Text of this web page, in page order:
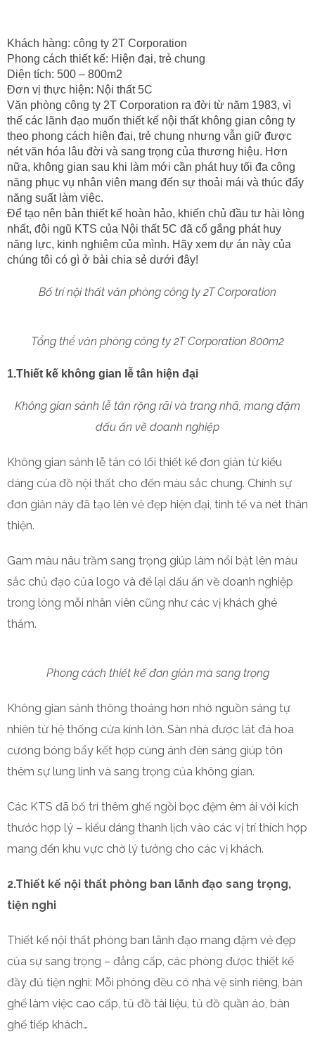
Khách hàng: công ty 2T Corporation
Phong cách thiết kế: Hiện đại, trẻ chung
Diện tích: 500 – 800m2
Đơn vị thực hiện: Nội thất 5C
Văn phòng công ty 2T Corporation ra đời từ năm 1983, vì
thế các lãnh đạo muốn thiết kế nội thất không gian công ty
theo phong cách hiện đại, trẻ chung nhưng vẫn giữ được
nét văn hóa lâu đời và sang trọng của thương hiệu. Hơn
nữa, không gian sau khi làm mới cần phát huy tối đa công
năng phục vụ nhân viên mang đến sự thoải mái và thúc đẩy
năng suất làm việc.
Để tạo nên bản thiết kế hoàn hảo, khiến chủ đầu tư hài lòng
nhất, đội ngũ KTS của Nội thất 5C đã cố gắng phát huy
năng lực, kinh nghiệm của mình. Hãy xem dự án này của
chúng tôi có gì ở bài chia sẻ dưới đây!
Bố trí nội thất văn phòng công ty 2T Corporation
Tổng thể văn phòng công ty 2T Corporation 800m2
1.Thiết kế không gian lễ tân hiện đại
Không gian sảnh lễ tân rộng rãi và trang nhã, mang đậm
dấu ấn về doanh nghiệp
Không gian sảnh lễ tân có lối thiết kế đơn giản từ kiểu
dáng của đồ nội thất cho đến màu sắc chung. Chính sự
đơn giản này đã tạo lên vẻ đẹp hiện đại, tinh tế và nét thân
thiện.
Gam màu nâu trầm sang trọng giúp làm nổi bật lên màu
sắc chủ đạo của logo và để lại dấu ấn về doanh nghiệp
trong lòng mỗi nhân viên cũng như các vị khách ghé
thăm.
Phong cách thiết kế đơn giản mà sang trọng
Không gian sảnh thông thoáng hơn nhờ nguồn sáng tự
nhiên từ hệ thống cửa kính lớn. Sàn nhà được lát đá hoa
cương bóng bẩy kết hợp cùng ánh đèn sáng giúp tôn
thêm sự lung linh và sang trọng của không gian.
Các KTS đã bố trí thêm ghế ngồi bọc đệm êm ái với kích
thước hợp lý – kiểu dáng thanh lịch vào các vị trí thích hợp
mang đến khu vực chờ lý tưởng cho các vị khách.
2.Thiết kế nội thất phòng ban lãnh đạo sang trọng,
tiện nghi
Thiết kế nội thất phòng ban lãnh đạo mang đậm vẻ đẹp
của sự sang trọng – đẳng cấp, các phòng được thiết kế
đầy đủ tiện nghi: Mỗi phòng đều có nhà vệ sinh riêng, bàn
ghế làm việc cao cấp, tủ đồ tài liệu, tủ đồ quần áo, bàn
ghế tiếp khách…